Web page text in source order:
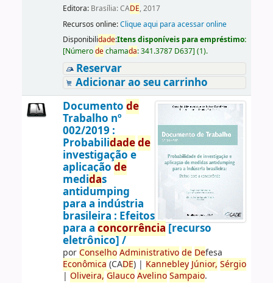
Editora: Brasília: CADE, 2017
Recursos online:Clique aqui para acessar online
Disponibilidade:Itens disponíveis para empréstimo:
[Númerodechamada:341.3787 D637] (1).
Reservar
Adicionar ao seu carrinho
Documento de
Trabalho nº
002/2019 :
Probabilidadede
investigação e
aplicação de
medidas
antidumping
para a indústria
brasileira : Efeitos
para a concorrência [recurso
eletrônico] /
porConselho Administrativo de Defesa
Econômica (CADE)| Kannebley Júnior, Sérgio
| Oliveira, Glauco Avelino Sampaio.